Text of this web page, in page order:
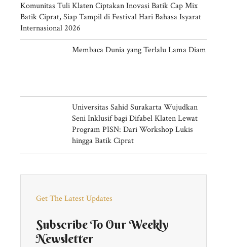
Komunitas Tuli Klaten Ciptakan Inovasi Batik Cap Mix
Batik Ciprat, Siap Tampil di Festival Hari Bahasa Isyarat
Internasional 2026
Membaca Dunia yang Terlalu Lama Diam
Universitas Sahid Surakarta Wujudkan
Seni Inklusif bagi Difabel Klaten Lewat
Program PISN: Dari Workshop Lukis
hingga Batik Ciprat
Get The Latest Updates
Subscribe To Our Weekly
Newsletter